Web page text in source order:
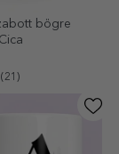
bögre
(21)